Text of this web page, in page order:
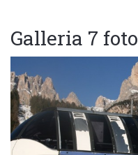
Galleria 7 foto